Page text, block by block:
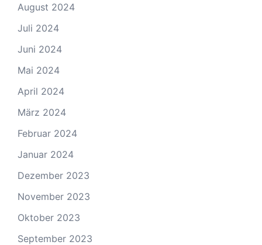
August 2024
Juli 2024
Juni 2024
Mai 2024
April 2024
März 2024
Februar 2024
Januar 2024
Dezember 2023
November 2023
Oktober 2023
September 2023